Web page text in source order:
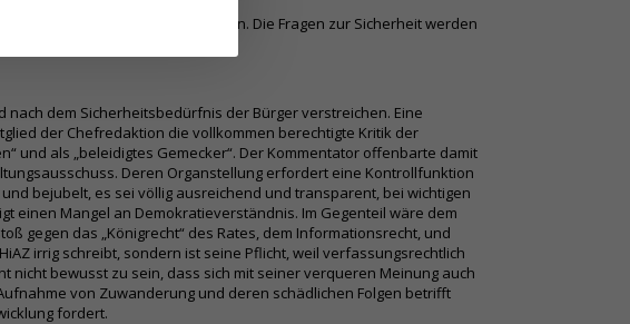
sicher auf das Land verweisen. Die Fragen zur Sicherheit werden
dem Sicherheitsbedürfnis der Bürger verstreichen. Eine
der Chefredaktion die vollkommen berechtigte Kritik der
und als „beleidigtes Gemecker“. Der Kommentator offenbarte damit
Deren Organstellung erfordert eine Kontrollfunktion
bejubelt, es sei völlig ausreichend und transparent, bei wichtigen
einen Mangel an Demokratieverständnis. Im Gegenteil wäre dem
gegen das „Königrecht“ des Rates, dem Informationsrecht, und
irrig schreibt, sondern ist seine Pflicht, weil verfassungsrechtlich
nicht bewusst zu sein, dass sich mit seiner verqueren Meinung auch
von Zuwanderung und deren schädlichen Folgen betrifft
fordert.